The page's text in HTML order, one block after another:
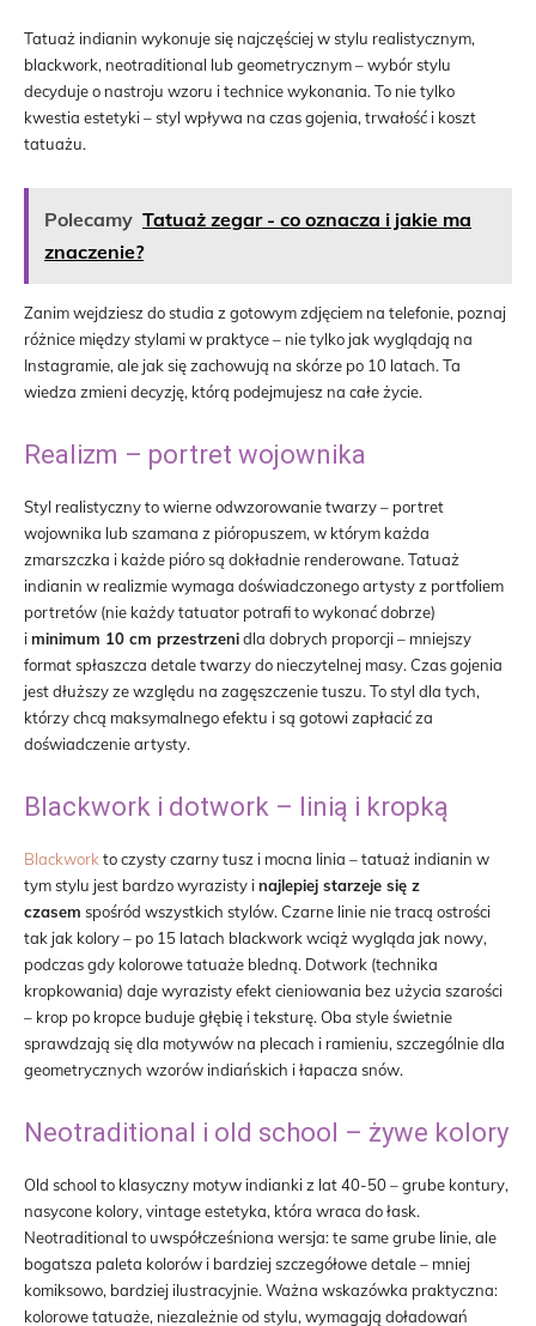
Tatuaż indianin wykonuje się najczęściej w stylu realistycznym,
blackwork, neotraditional lub geometrycznym – wybór stylu
decyduje o nastroju wzoru i technice wykonania. To nie tylko
kwestia estetyki – styl wpływa na czas gojenia, trwałość i koszt
tatuażu.
Polecamy Tatuaż zegar - co oznacza i jakie ma
znaczenie?
Zanim wejdziesz do studia z gotowym zdjęciem na telefonie, poznaj
różnice między stylami w praktyce – nie tylko jak wyglądają na
Instagramie, ale jak się zachowują na skórze po 10 latach. Ta
wiedza zmieni decyzję, którą podejmujesz na całe życie.
Realizm – portret wojownika
Styl realistyczny to wierne odwzorowanie twarzy – portret
wojownika lub szamana z pióropuszem, w którym każda
zmarszczka i każde pióro są dokładnie renderowane. Tatuaż
indianin w realizmie wymaga doświadczonego artysty z portfoliem
portretów (nie każdy tatuator potrafi to wykonać dobrze)
iminimum 10 cm przestrzenidla dobrych proporcji – mniejszy
format spłaszcza detale twarzy do nieczytelnej masy. Czas gojenia
jest dłuższy ze względu na zagęszczenie tuszu. To styl dla tych,
którzy chcą maksymalnego efektu i są gotowi zapłacić za
doświadczenie artysty.
Blackwork i dotwork – linią i kropką
Blackworkto czysty czarny tusz i mocna linia – tatuaż indianin w
tym stylu jest bardzo wyrazisty inajlepiej starzeje się z
czasem spośród wszystkich stylów. Czarne linie nie tracą ostrości
tak jak kolory – po 15 latach blackwork wciąż wygląda jak nowy,
podczas gdy kolorowe tatuaże bledną. Dotwork (technika
kropkowania) daje wyrazisty efekt cieniowania bez użycia szarości
– krop po kropce buduje głębię i teksturę. Oba style świetnie
sprawdzają się dla motywów na plecach i ramieniu, szczególnie dla
geometrycznych wzorów indiańskich i łapacza snów.
Neotraditional i old school – żywe kolory
Old school to klasyczny motyw indianki z lat 40-50 – grube kontury,
nasycone kolory, vintage estetyka, która wraca do łask.
Neotraditional to uwspółcześniona wersja: te same grube linie, ale
bogatsza paleta kolorów i bardziej szczegółowe detale – mniej
komiksowo, bardziej ilustracyjnie. Ważna wskazówka praktyczna:
kolorowe tatuaże, niezależnie od stylu, wymagają doładowań